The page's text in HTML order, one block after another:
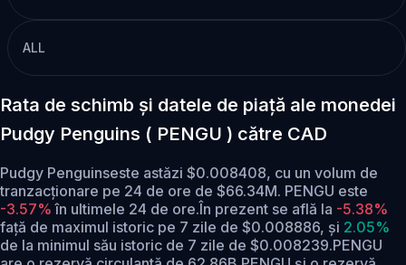
ALL
Rata de schimb și datele de piață ale monedei
Pudgy Penguins ( PENGU ) către CAD
Pudgy Penguinseste astăzi $0.008408, cu un volum de
tranzacționare pe 24 de ore de $66.34M. PENGU este
-3.57%în ultimele 24 de ore.În prezent se află la -5.38%
față de maximul istoric pe 7 zile de $0.008886, și 2.05%
de la minimul său istoric de 7 zile de $0.008239.PENGU